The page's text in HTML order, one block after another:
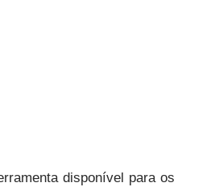
disponível para os